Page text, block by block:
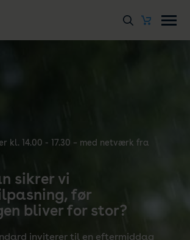
kl. 14.00 - 17.30 – med netværk fra
sikrer vi
før
bliver for stor?
inviterer til en eftermiddag